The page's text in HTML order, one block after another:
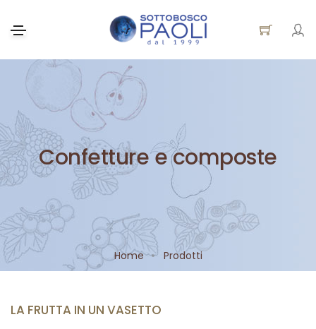
Confetture e composte
Home Prodotti
LA FRUTTA IN UN VASETTO